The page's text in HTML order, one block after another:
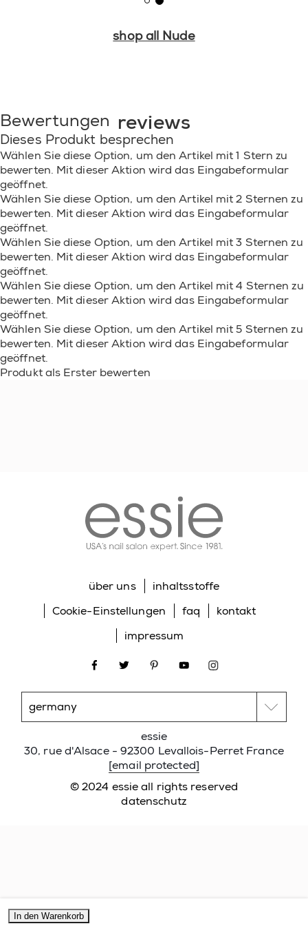
In den Warenkorb
[NANO] / BLACK 2 • CI 60725 / VIOLET 2]. (F.I.L.
shop all Nude
reviews
Bewertungen
Dieses Produkt besprechen
Wählen Sie diese Option, um den Artikel mit 1 Stern zu
bewerten. Mit dieser Aktion wird das Eingabeformular
geöffnet.
Wählen Sie diese Option, um den Artikel mit 2 Sternen zu
bewerten. Mit dieser Aktion wird das Eingabeformular
geöffnet.
Wählen Sie diese Option, um den Artikel mit 3 Sternen zu
bewerten. Mit dieser Aktion wird das Eingabeformular
geöffnet.
Wählen Sie diese Option, um den Artikel mit 4 Sternen zu
bewerten. Mit dieser Aktion wird das Eingabeformular
geöffnet.
Wählen Sie diese Option, um den Artikel mit 5 Sternen zu
bewerten. Mit dieser Aktion wird das Eingabeformular
geöffnet.
Produkt als Erster bewerten
© 2024 essie all rights reserved
datenschutz
über uns
inhaltsstoffe
Cookie-Einstellungen
faq
kontakt
impressum
facebooktwitter pinterestyoutubeinstagram
essie
30, rue d'Alsace - 92300 Levallois-Perret France
[email protected]